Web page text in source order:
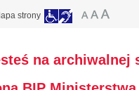
strony
na archiwalnej